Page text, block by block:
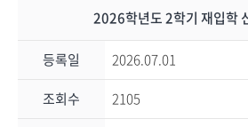
2026학년도 2학기 재입학
등록일
2026.07.01
조회수
2105